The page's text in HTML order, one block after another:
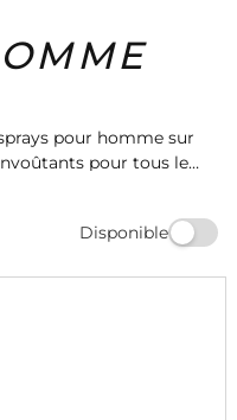
Idées
Cadeaux
Bons
Plans
pour homme sur
pour tous les
pour compléter votre
plaisir ou offrez un
Disponible